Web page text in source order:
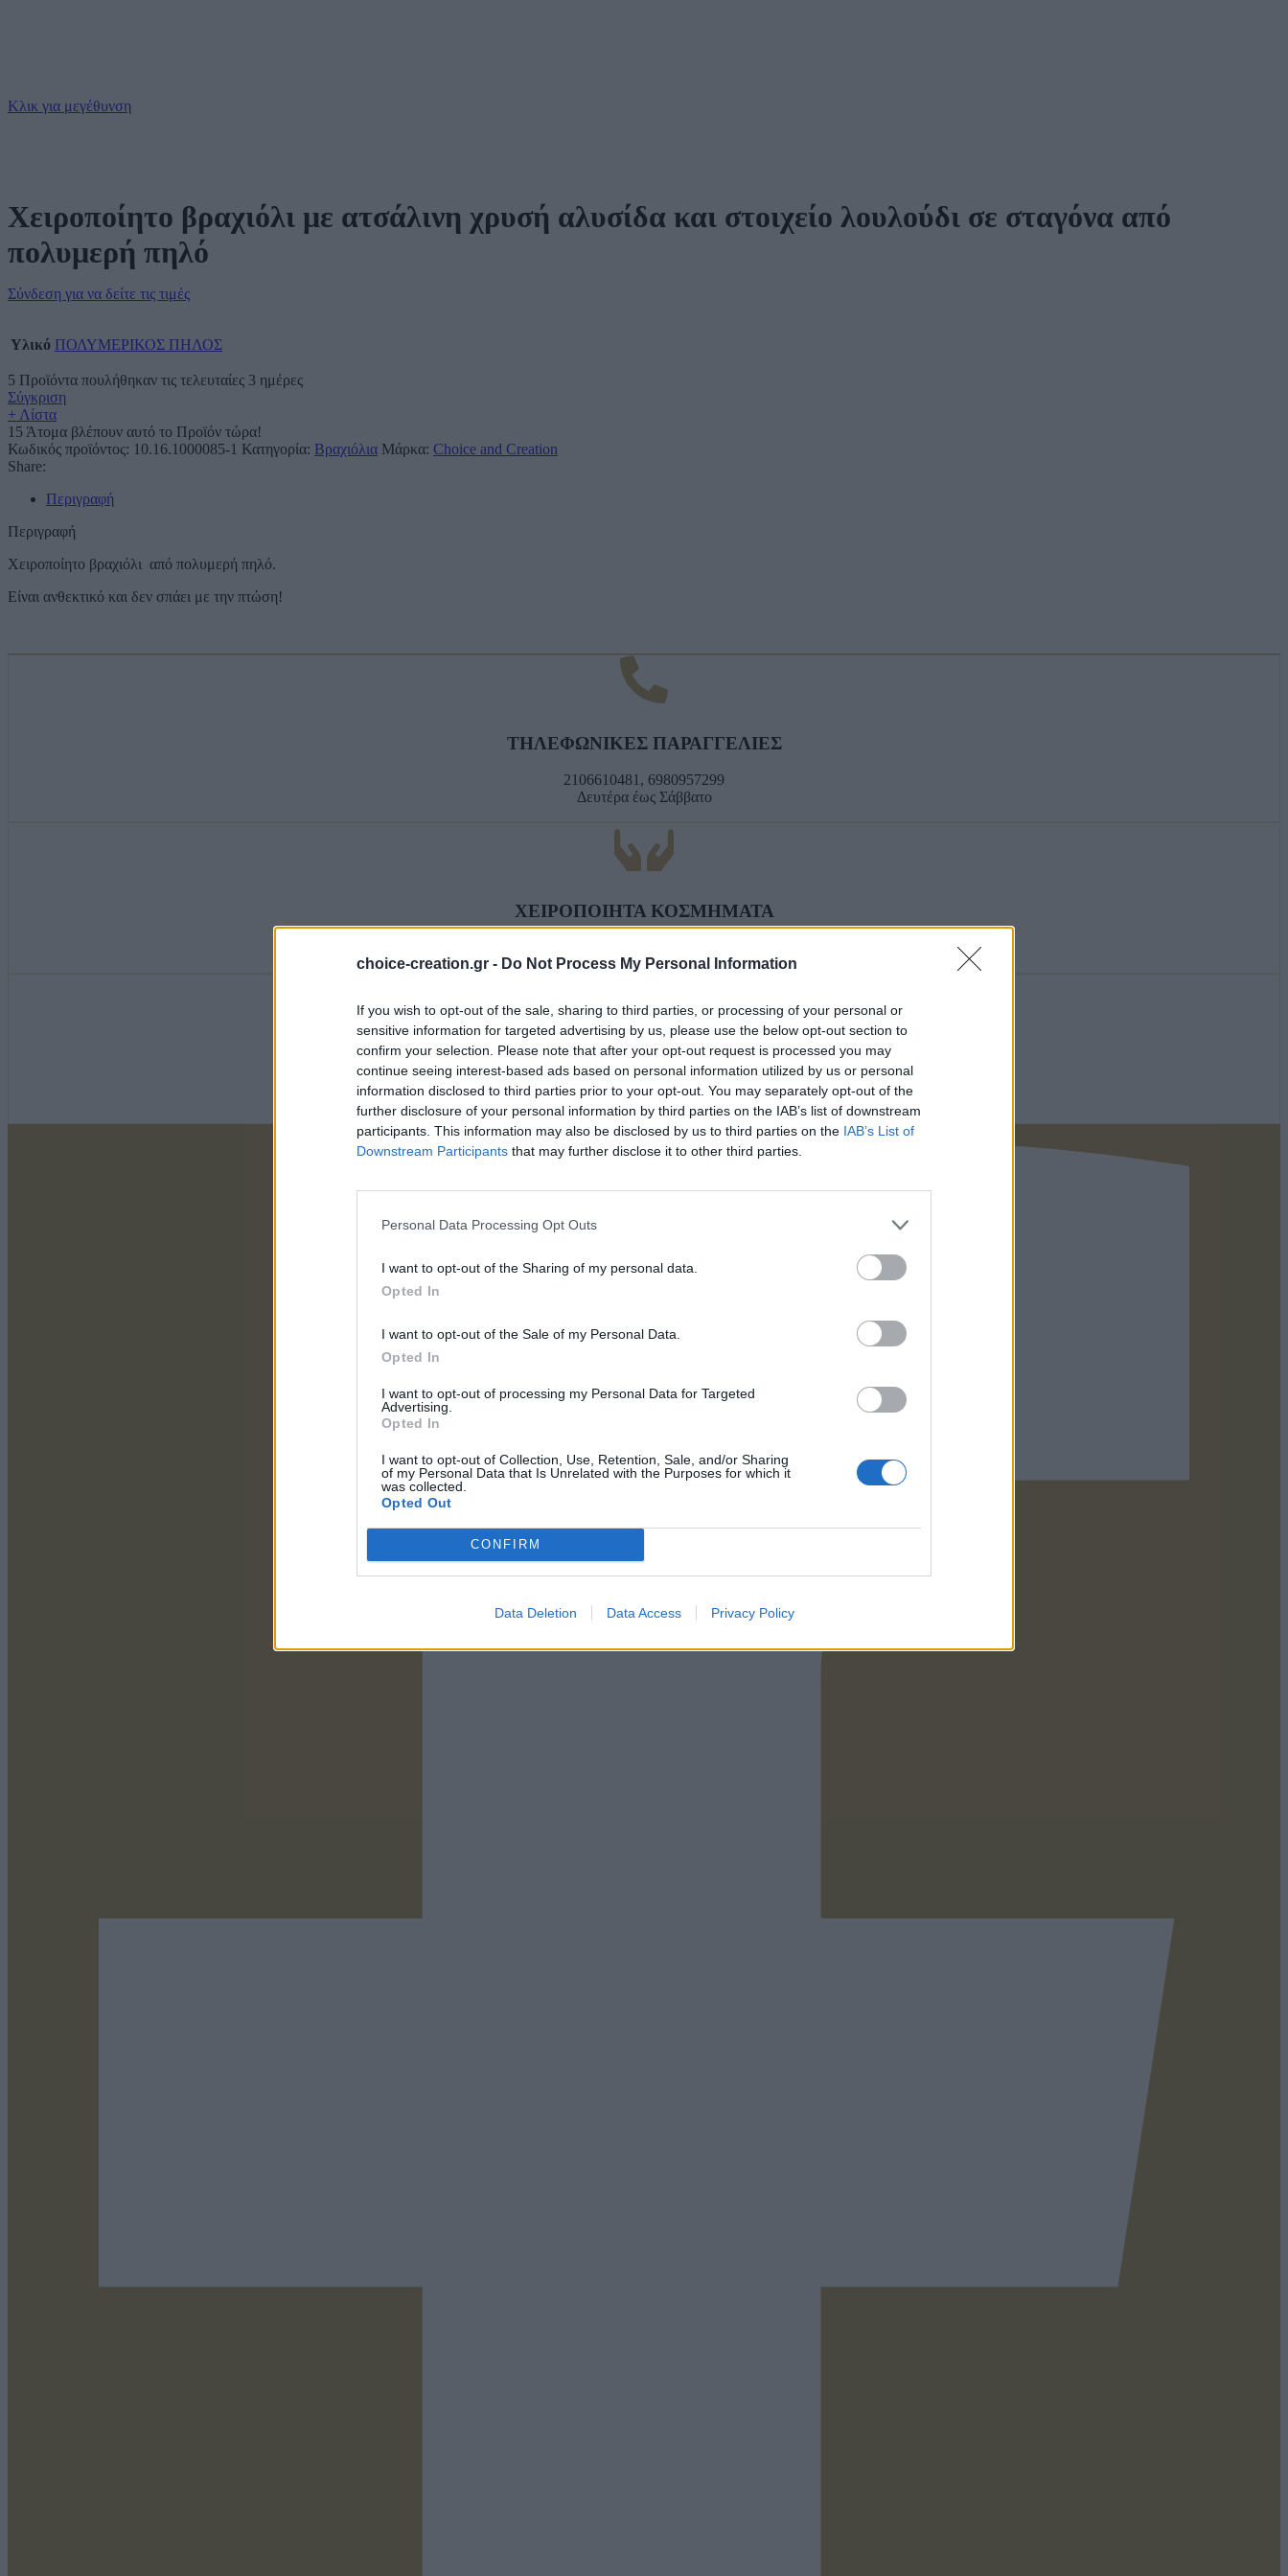
choice-creation.gr - Do Not Process My Personal Information
If you wish to opt-out of the sale, sharing to third parties, or processing of your personal or
sensitive information for targeted advertising by us, please use the below opt-out section to
confirm your selection. Please note that after your opt-out request is processed you may
continue seeing interest-based ads based on personal information utilized by us or personal
information disclosed to third parties prior to your opt-out. You may separately opt-out of the
further disclosure of your personal information by third parties on the IAB’s list of downstream
participants. This information may also be disclosed by us to third parties on the IAB’s List of
Downstream Participants that may further disclose it to other third parties.
Personal Data Processing Opt Outs
I want to opt-out of the Sharing of my personal data.
Opted In
I want to opt-out of the Sale of my Personal Data.
Opted In
I want to opt-out of processing my Personal Data for Targeted
Advertising.
Opted In
I want to opt-out of Collection, Use, Retention, Sale, and/or Sharing
of my Personal Data that Is Unrelated with the Purposes for which it
was collected.
Opted Out
CONFIRM
Data Deletion Data Access Privacy Policy
Κλικ για μεγέθυνση
Χειροποίητο βραχιόλι με ατσάλινη χρυσή αλυσίδα και στοιχείο λουλούδι σε σταγόνα από
πολυμερή πηλό
Σύνδεση για να δείτε τις τιμές
Υλικό ΠΟΛΥΜΕΡΙΚΟΣ ΠΗΛΟΣ
5 Προϊόντα πουλήθηκαν τις τελευταίες 3 ημέρες
Σύγκριση
+ Λίστα
15 Άτομα βλέπουν αυτό το Προϊόν τώρα!
Κωδικός προϊόντος: 10.16.1000085-1 Κατηγορία: Βραχιόλια Μάρκα: Choice and Creation
Share:
Περιγραφή
Περιγραφή
Χειροποίητο βραχιόλι από πολυμερή πηλό.
Είναι ανθεκτικό και δεν σπάει με την πτώση!
ΤΗΛΕΦΩΝΙΚΕΣ ΠΑΡΑΓΓΕΛΙΕΣ
2106610481, 6980957299
Δευτέρα έως Σάββατο
ΧΕΙΡΟΠΟΙΗΤΑ ΚΟΣΜΗΜΑΤΑ
ΠΛΗΡΩΣΤΕ ΜΕ ΑΣΦΑΛΕΙΑ
Τραπεζική Κατάθεση
Facebook-f